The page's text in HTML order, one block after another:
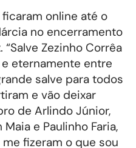
online até o
no encerramento
Zezinho Corrêa
eternamente entre
salve para todos
e vão deixar
de Arlindo Júnior,
e Paulinho Faria,
fizeram o que sou